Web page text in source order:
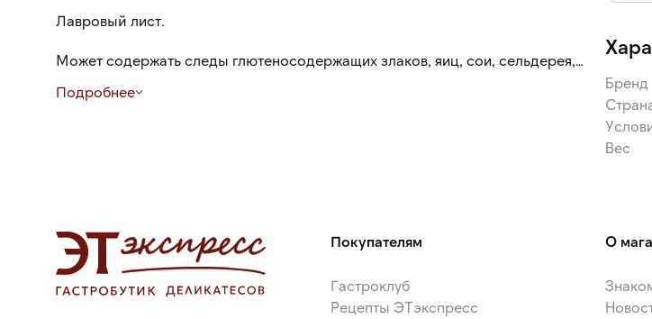
Пластиковая банка обеспечивает надежное и удобное хранение на кухне.
Лавровый лист.
Может содержать следы глютеносодержащих злаков, яиц, сои, сельдерея,
Подробнее
Бренд
Вес
Покупателям
Гастроклуб
Рецепты ЭТэкспресс
О